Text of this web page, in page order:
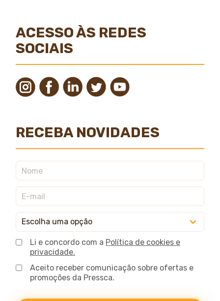
ACESSO ÀS REDES
SOCIAIS
RECEBA NOVIDADES
Li e concordo com a Política de cookies e
privacidade.
Aceito receber comunicação sobre ofertas e
promoções da Pressca.